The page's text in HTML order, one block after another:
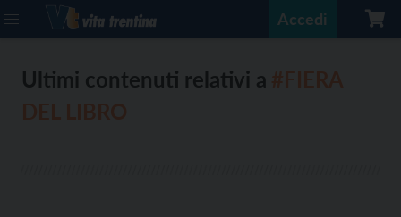
Accedi
Ultimi contenuti relativi a